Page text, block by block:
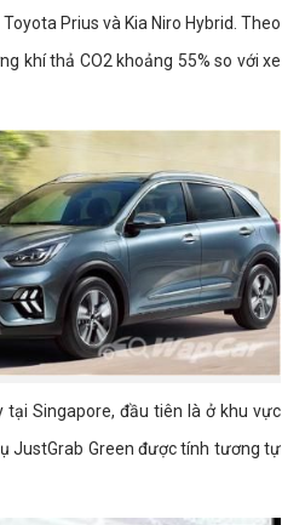
Prius và Kia Niro Hybrid. Theo
khí thả CO2 khoảng 55% so với xe
Singapore, đầu tiên là ở khu vực
JustGrab Green được tính tương tự